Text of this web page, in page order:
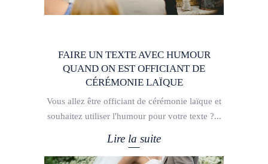
FAIRE UN TEXTE AVEC HUMOUR
QUAND ON EST OFFICIANT DE
CÉRÉMONIE LAÏQUE
Vous allez être officiant de cérémonie laïque et
souhaitez utiliser l'humour pour votre texte ?
Lire la suite